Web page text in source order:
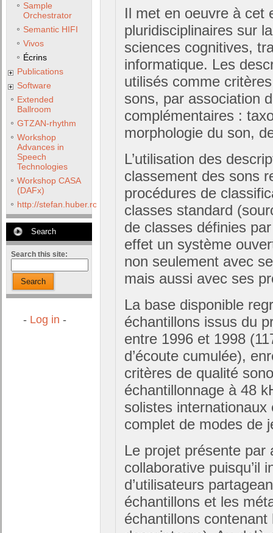
Sample
Orchestrator
Semantic HIFI
Vivos
Écrins
Publications
Software
Extended
Ballroom
GTZAN-rhythm
Workshop
Advances in
Speech
Technologies
Workshop CASA
(DAFx)
http://stefan.huber.rocks/phd/tests/VoCoX2F/
Search
Search this site:
Search
- Log in -
Il met en oeuvre à cet
pluridisciplinaires sur
sciences cognitives,
informatique. Les
utilisés comme
sons, par association
complémentaires :
morphologie du son,
L’utilisation des
classement des sons
procédures de
classes standard
de classes définies
effet un système
non seulement avec
mais aussi avec ses
La base disponible
échantillons issus du
entre 1996 et 1998
d’écoute cumulée),
critères de qualité
échantillonnage à 48
solistes
complet de modes de
Le projet présente par
collaborative puisqu’il
d’utilisateurs
échantillons et les
échantillons